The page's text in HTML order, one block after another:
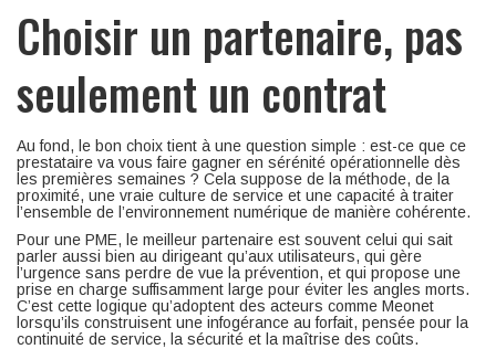
Choisir un partenaire, pas
seulement un contrat
Au fond, le bon choix tient à une question simple : est-ce que ce
prestataire va vous faire gagner en sérénité opérationnelle dès
les premières semaines ? Cela suppose de la méthode, de la
proximité, une vraie culture de service et une capacité à traiter
l’ensemble de l’environnement numérique de manière cohérente.
Pour une PME, le meilleur partenaire est souvent celui qui sait
parler aussi bien au dirigeant qu’aux utilisateurs, qui gère
l’urgence sans perdre de vue la prévention, et qui propose une
prise en charge suffisamment large pour éviter les angles morts.
C’est cette logique qu’adoptent des acteurs comme Meonet
lorsqu’ils construisent une infogérance au forfait, pensée pour la
continuité de service, la sécurité et la maîtrise des coûts.